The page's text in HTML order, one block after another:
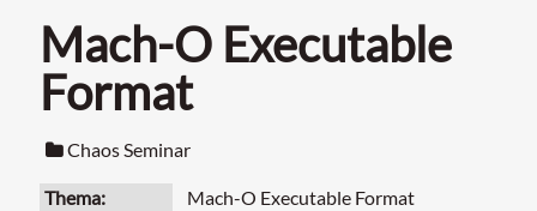
Mach-O Executable
Format
Chaos Seminar
Thema
Mach-O Executable Format